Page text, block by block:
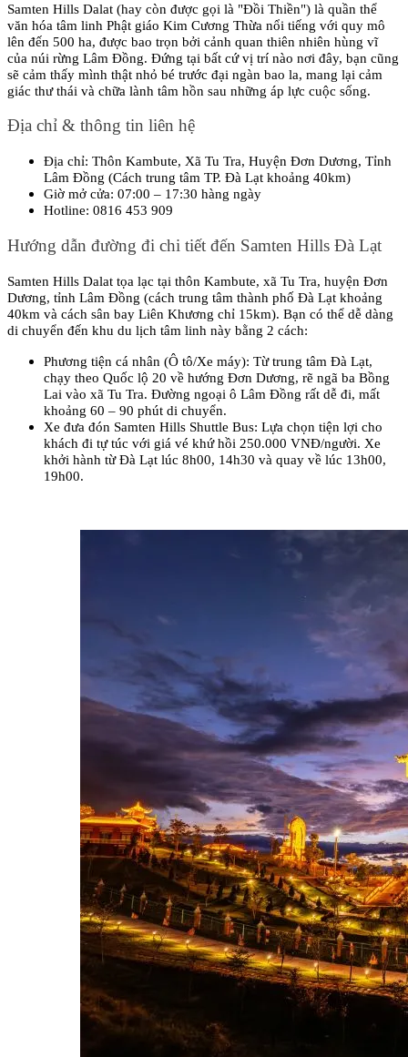
Samten Hills Dalat (hay còn được gọi là "Đồi Thiền") là quần thể
văn hóa tâm linh Phật giáo Kim Cương Thừa nổi tiếng với quy mô
lên đến 500 ha, được bao trọn bởi cảnh quan thiên nhiên hùng vĩ
của núi rừng Lâm Đồng. Đứng tại bất cứ vị trí nào nơi đây, bạn cũng
sẽ cảm thấy mình thật nhỏ bé trước đại ngàn bao la, mang lại cảm
giác thư thái và chữa lành tâm hồn sau những áp lực cuộc sống.
Địa chỉ & thông tin liên hệ
Địa chỉ: Thôn Kambute, Xã Tu Tra, Huyện Đơn Dương, Tỉnh
Lâm Đồng (Cách trung tâm TP. Đà Lạt khoảng 40km)
Giờ mở cửa: 07:00 – 17:30 hàng ngày
Hotline: 0816 453 909
Hướng dẫn đường đi chi tiết đến Samten Hills Đà Lạt
Samten Hills Dalat tọa lạc tại thôn Kambute, xã Tu Tra, huyện Đơn
Dương, tỉnh Lâm Đồng (cách trung tâm thành phố Đà Lạt khoảng
40km và cách sân bay Liên Khương chỉ 15km). Bạn có thể dễ dàng
di chuyển đến khu du lịch tâm linh này bằng 2 cách:
Phương tiện cá nhân (Ô tô/Xe máy): Từ trung tâm Đà Lạt,
chạy theo Quốc lộ 20 về hướng Đơn Dương, rẽ ngã ba Bồng
Lai vào xã Tu Tra. Đường ngoại ô Lâm Đồng rất dễ đi, mất
khoảng 60 – 90 phút di chuyển.
Xe đưa đón Samten Hills Shuttle Bus: Lựa chọn tiện lợi cho
khách đi tự túc với giá vé khứ hồi 250.000 VNĐ/người. Xe
khởi hành từ Đà Lạt lúc 8h00, 14h30 và quay về lúc 13h00,
19h00.